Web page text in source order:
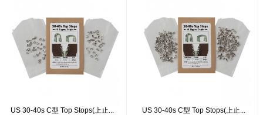
US 30-40s C型 Top Stops(上止... US 30-40s C型 Top Stops(上止...